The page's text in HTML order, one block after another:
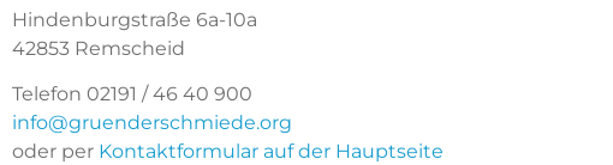
Hindenburgstraße 6a-10a
42853 Remscheid
Telefon 02191 / 46 40 900
info@gruenderschmiede.org
oder per Kontaktformular auf der Hauptseite